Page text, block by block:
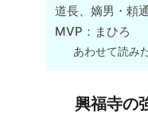
道長、嫡男・頼
MVP：まひろ
あわせて読み
興福寺の